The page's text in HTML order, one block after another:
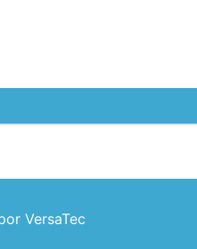
VersaTec